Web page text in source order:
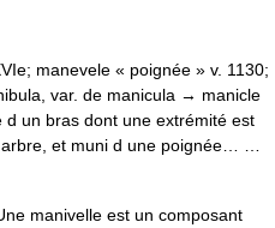
manevele « poignée » v. 1130;
var. de manicula → manicle
d un bras dont une extrémité est
et muni d une poignée… …
manivelle est un composant